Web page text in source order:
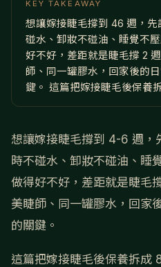
KEY TAKEAWAY
想讓嫁接睫毛撐到 46 週，
碰水、卸妝不碰油、睡覺不
好不好，差距就是睫毛撐 2
師、同一罐膠水，回家後的
鍵。 這篇把嫁接睫毛後保養
想讓嫁接睫毛撐到 4-6 週
時不碰水、卸妝不碰油、睡
做得好不好，差距就是睫
美睫師、同一罐膠水，回家
的關鍵。
這篇把嫁接睫毛後保養拆成